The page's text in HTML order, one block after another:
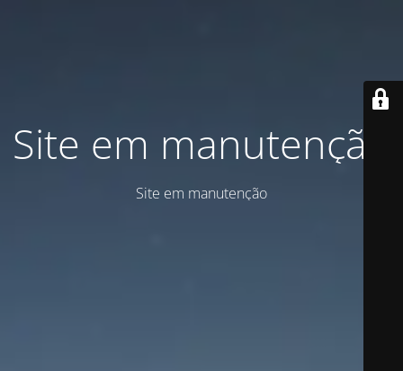
Site em manutenção
Site em manutenção